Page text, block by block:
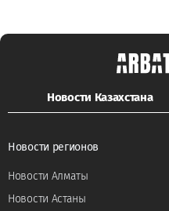
Новости Казахстана
Новости регионов
Новости Алматы
Новости Астаны